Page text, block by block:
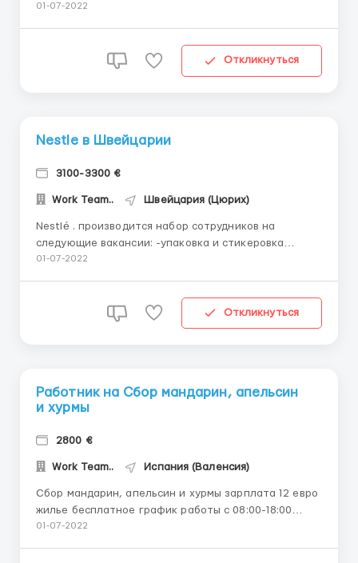
хостела по 2-3 человека. Фото жилья имеется!
необходимое уже есть: (Стиральная машина, свой
01-07-2022
Откликнуться
Nestle в Швейцарии
3100-3300 €
Work Team.. Швейцария (Цюрих)
Nestlé . производится набор сотрудников на
следующие вакансии: -упаковка и стикеровка
продукции -фасовка продукции - водители с
возрастом от 18 до 60 лет -Рабочая неделя 5 дней с
01-07-2022
Откликнуться
Работник на Сбор мандарин, апельсин
и хурмы
2800 €
Work Team.. Испания (Валенсия)
Сбор мандарин, апельсин и хурмы зарплата 12 евро
жилье бесплатное график работы с 08:00-18:00
выходной воскресенье можно провести на море так
01-07-2022